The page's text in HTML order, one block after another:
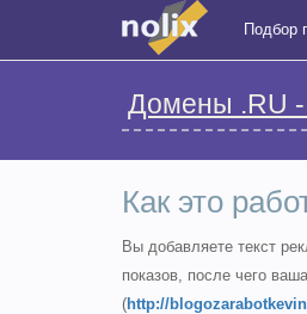
Подбор
Домены .RU -
Как это
Вы добавляете текст
показов, после чего
(http://